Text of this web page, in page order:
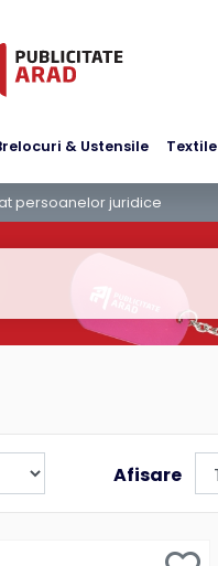
& Ustensile Textile
persoanelor juridice
Afisare